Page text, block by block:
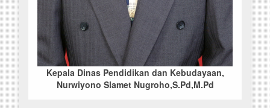
Kepala Dinas Pendidikan dan Kebudayaan,
Nurwiyono Slamet Nugroho,S.Pd,M.Pd